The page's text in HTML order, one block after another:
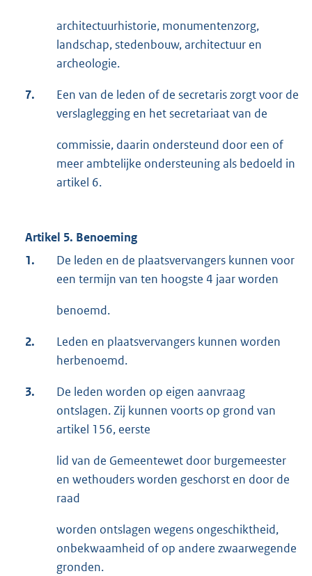
architectuurhistorie, monumentenzorg,
landschap, stedenbouw, architectuur en
archeologie.
7.
Een van de leden of de secretaris zorgt voor de
verslaglegging en het secretariaat van de
commissie, daarin ondersteund door een of
meer ambtelijke ondersteuning als bedoeld in
artikel 6.
Artikel 5. Benoeming
1.
De leden en de plaatsvervangers kunnen voor
een termijn van ten hoogste 4 jaar worden
benoemd.
2.
Leden en plaatsvervangers kunnen worden
herbenoemd.
3.
De leden worden op eigen aanvraag
ontslagen. Zij kunnen voorts op grond van
artikel 156, eerste
lid van de Gemeentewet door burgemeester
en wethouders worden geschorst en door de
raad
worden ontslagen wegens ongeschiktheid,
onbekwaamheid of op andere zwaarwegende
gronden.